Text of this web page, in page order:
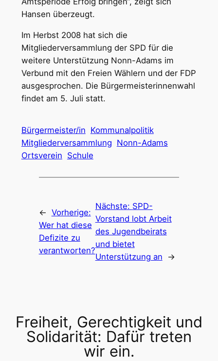
Hansen überzeugt.
Im Herbst 2008 hat sich die
Mitgliederversammlung der SPD für die
weitere Unterstützung Nonn-Adams im
Verbund mit den Freien Wählern und der FDP
ausgesprochen. Die Bürgermeisterinnenwahl
findet am 5. Juli statt.
Bürgermeister/in Kommunalpolitik
Mitgliederversammlung Nonn-Adams
Ortsverein Schule
← Vorherige:
Wer hat diese
Defizite zu
verantworten?
Nächste: SPD-
Vorstand lobt Arbeit
des Jugendbeirats
und bietet
Unterstützung an
→
Freiheit, Gerechtigkeit und
Solidarität: Dafür treten
wir ein.